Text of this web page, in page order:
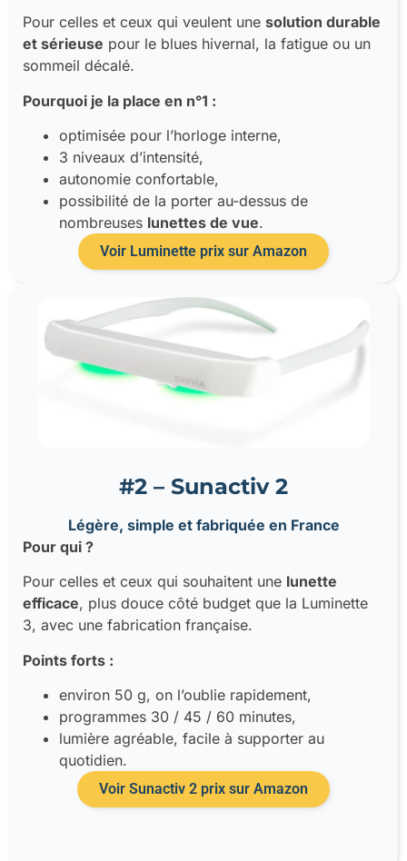
Pour celles et ceux qui veulent une solution durable
et sérieuse pour le blues hivernal, la fatigue ou un
sommeil décalé.
Pourquoi je la place en n°1 :
optimisée pour l’horloge interne,
3 niveaux d’intensité,
autonomie confortable,
possibilité de la porter au-dessus de
nombreuses lunettes de vue.
Voir Luminette prix sur Amazon
#2 – Sunactiv 2
Légère, simple et fabriquée en France
Pour qui ?
Pour celles et ceux qui souhaitent une lunette
efficace, plus douce côté budget que la Luminette
3, avec une fabrication française.
Points forts :
environ 50 g, on l’oublie rapidement,
programmes 30 / 45 / 60 minutes,
lumière agréable, facile à supporter au
quotidien.
Voir Sunactiv 2 prix sur Amazon